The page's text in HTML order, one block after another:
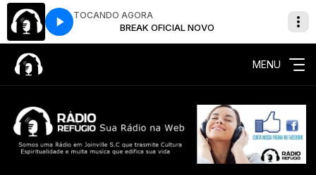
TOCANDO AGORA
BREAK OFICIAL NOVO
MENU